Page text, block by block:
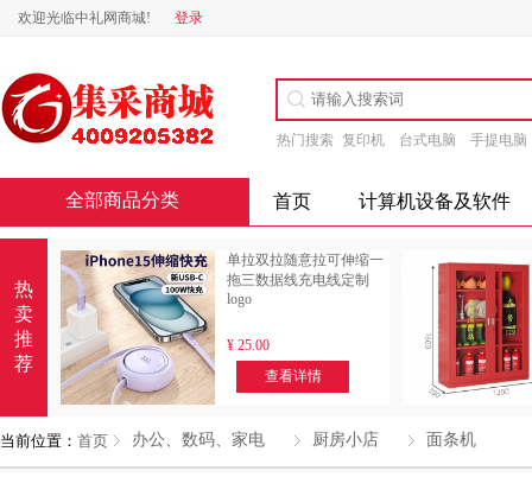
欢迎光临中礼网商城! 登录
热门搜索 复印机 台式电脑 手提电脑
全部商品分类 首页 计算机设备及软件
热
卖
推
荐
单拉双拉随意拉可伸缩一
拖三数据线充电线定制
logo
¥ 25.00
查看详情
当前位置： 首页 办公、数码、家电 厨房小店 面条机